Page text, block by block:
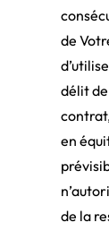
de
délit
en
de la